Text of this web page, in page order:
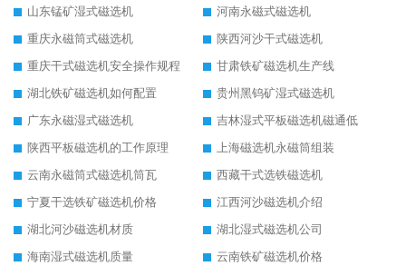
山东锰矿湿式磁选机
河南永磁式磁选机
重庆永磁筒式磁选机
陕西河沙干式磁选机
重庆干式磁选机安全操作规程
甘肃铁矿磁选机生产线
湖北铁矿磁选机如何配置
贵州黑钨矿湿式磁选机
广东永磁湿式磁选机
吉林湿式平板磁选机磁通低
陕西平板磁选机的工作原理
上海磁选机永磁筒组装
云南永磁筒式磁选机筒瓦
西藏干式选铁磁选机
宁夏干选铁矿磁选机价格
江西河沙磁选机介绍
湖北河沙磁选机材质
湖北湿式磁选机公司
海南湿式磁选机质量
云南铁矿磁选机价格